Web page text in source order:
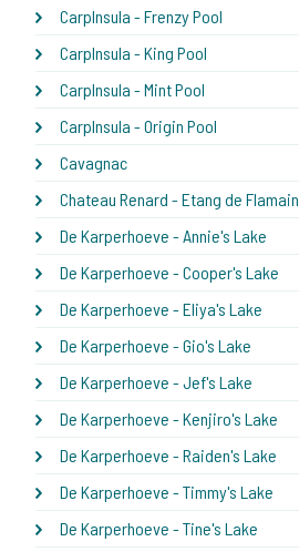
CarpInsula - Frenzy Pool
CarpInsula - King Pool
CarpInsula - Mint Pool
CarpInsula - Origin Pool
Cavagnac
Chateau Renard - Etang de Flamain
De Karperhoeve - Annie's Lake
De Karperhoeve - Cooper's Lake
De Karperhoeve - Eliya's Lake
De Karperhoeve - Gio's Lake
De Karperhoeve - Jef's Lake
De Karperhoeve - Kenjiro's Lake
De Karperhoeve - Raiden's Lake
De Karperhoeve - Timmy's Lake
De Karperhoeve - Tine's Lake